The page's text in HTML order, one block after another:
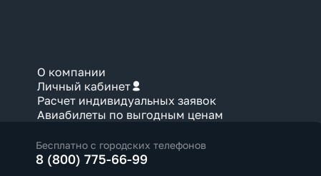
О компании
Личный кабинет
Расчет индивидуальных заявок
Авиабилеты по выгодным ценам
Бесплатно с городских телефонов
8 (800) 775-66-99